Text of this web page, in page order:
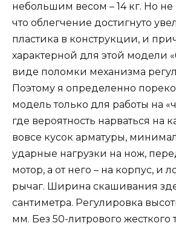
небольшим весом – 14 кг. Но не
что облегчение достигнуто
пластика в конструкции, и
характерной для этой модели
виде поломки механизма
Поэтому я определенно
модель только для работы на
где вероятность нарваться на
вовсе кусок арматуры,
ударные нагрузки на нож,
мотор, а от него – на корпус, и
рычаг. Ширина скашивания
сантиметра. Регулировка
мм. Без 50-литрового жесткого